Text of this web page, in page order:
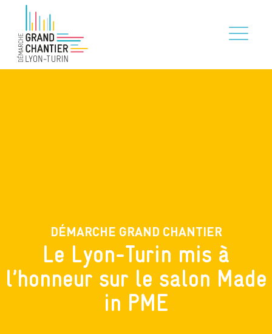
DÉMARCHE GRAND CHANTIER
Le Lyon-Turin mis à
l’honneur sur le salon Made
in PME